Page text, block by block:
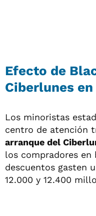
Efecto de
Ciberlunes
Los minoristas
centro de atención
arranque del
los compradores en
descuentos gasten
12.000 y 12.400